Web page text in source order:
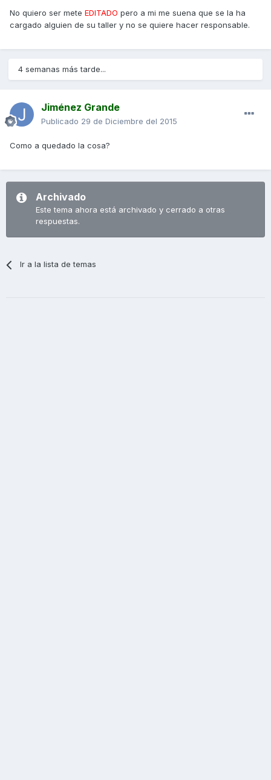
No quiero ser mete EDITADO pero a mi me suena que se la ha
cargado alguien de su taller y no se quiere hacer responsable.
4 semanas más tarde...
Jiménez Grande
Publicado 29 de Diciembre del 2015
Como a quedado la cosa?
Archivado
Este tema ahora está archivado y cerrado a otras
respuestas.
Ir a la lista de temas